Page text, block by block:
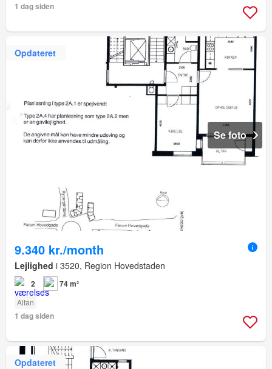
1 dag siden
Opdateret
Se foto
9.340 kr./month
Lejlighed i 3520, Region Hovedstaden
2 74 m²
Altan
1 dag siden
Opdateret